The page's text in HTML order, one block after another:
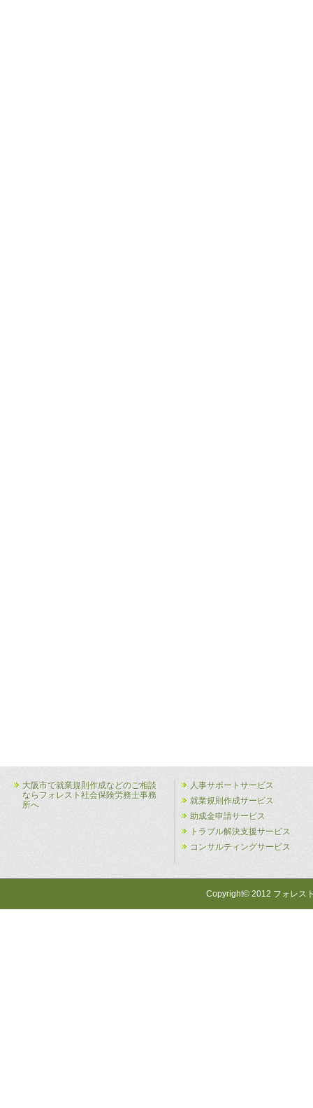
大阪市で就業規則作成などのご相談
ならフォレスト社会保険労務士事務
所へ
人事サポートサービス
就業規則作成サービス
助成金申請サービス
トラブル解決支援サービス
コンサルティングサービス
Copyright© 2012 フォレス